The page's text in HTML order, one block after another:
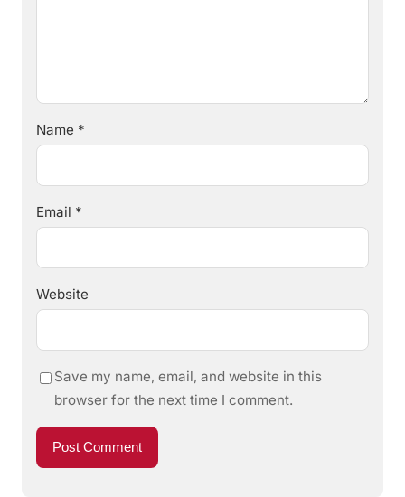
Name *
Email *
Website
Save my name, email, and website in this
browser for the next time I comment.